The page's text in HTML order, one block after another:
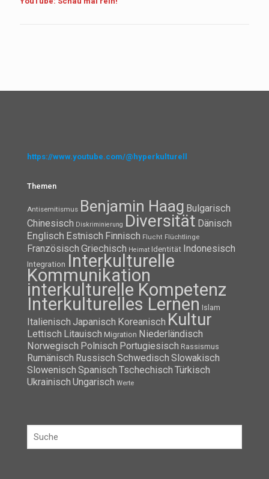
https://www.youtube.com/@hyperkulturell
Themen
Antisemitismus Benjamin Haag Bulgarisch
Chinesisch Diskriminierung Diversität Dänisch
Englisch Estnisch Finnisch Flucht Flüchtlinge
Französisch Griechisch Heimat Identität Indonesisch
Integration Interkulturelle
Kommunikation
interkulturelle Kompetenz
Interkulturelles Lernen Islam
Italienisch Japanisch Koreanisch Kultur
Lettisch Litauisch Migration Niederländisch
Norwegisch Polnisch Portugiesisch Rassismus
Rumänisch Russisch Schwedisch Slowakisch
Slowenisch Spanisch Tschechisch Türkisch
Ukrainisch Ungarisch Werte